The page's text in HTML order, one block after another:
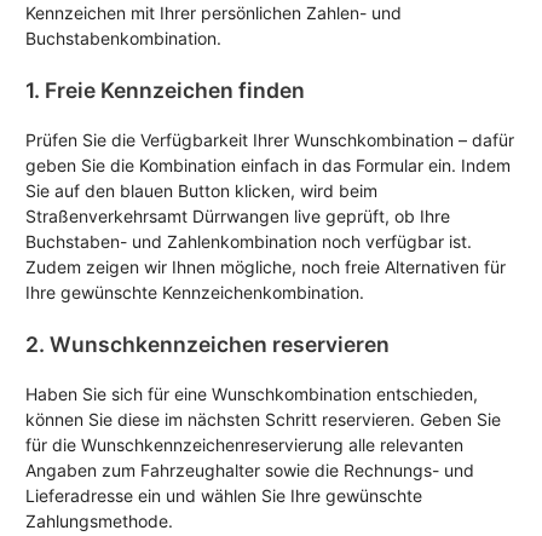
Kennzeichen mit Ihrer persönlichen Zahlen- und
Buchstabenkombination.
1. Freie Kennzeichen finden
Prüfen Sie die Verfügbarkeit Ihrer Wunschkombination – dafür
geben Sie die Kombination einfach in das Formular ein. Indem
Sie auf den blauen Button klicken, wird beim
Straßenverkehrsamt Dürrwangen live geprüft, ob Ihre
Buchstaben- und Zahlenkombination noch verfügbar ist.
Zudem zeigen wir Ihnen mögliche, noch freie Alternativen für
Ihre gewünschte Kennzeichenkombination.
2. Wunschkennzeichen reservieren
Haben Sie sich für eine Wunschkombination entschieden,
können Sie diese im nächsten Schritt reservieren. Geben Sie
für die Wunschkennzeichenreservierung alle relevanten
Angaben zum Fahrzeughalter sowie die Rechnungs- und
Lieferadresse ein und wählen Sie Ihre gewünschte
Zahlungsmethode.